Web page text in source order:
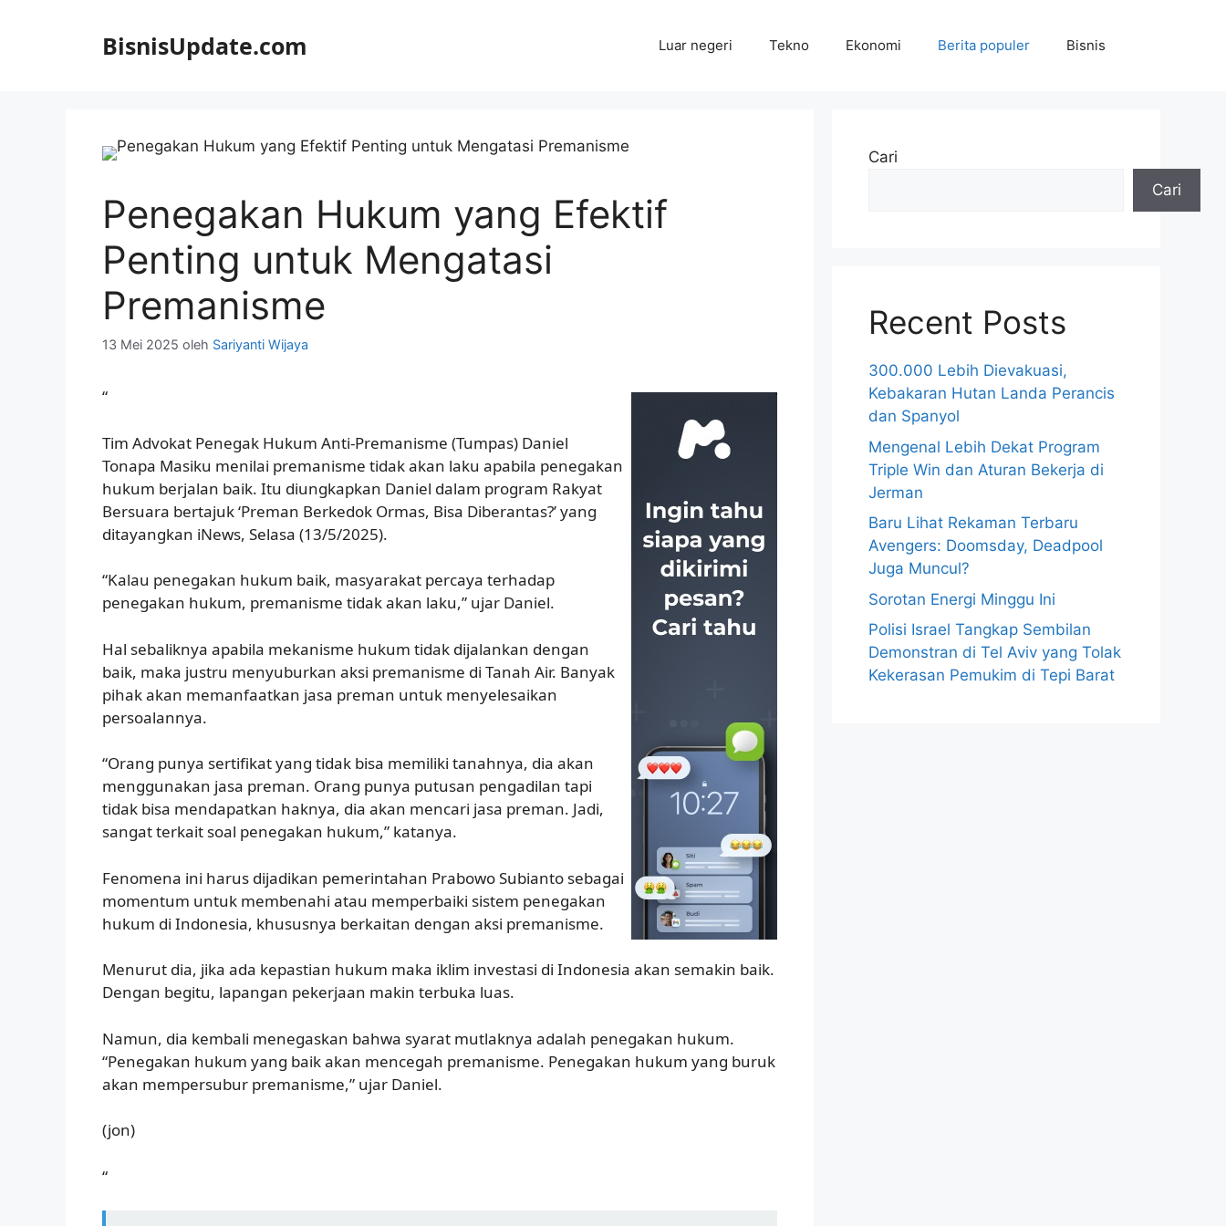
BisnisUpdate.com Luar negeri Tekno Ekonomi Berita populer Bisnis
Penegakan Hukum yang Efektif
Penting untuk Mengatasi
Premanisme
13 Mei 2025 oleh Sariyanti Wijaya
“
Tim Advokat Penegak Hukum Anti-Premanisme (Tumpas) Daniel
Tonapa Masiku menilai premanisme tidak akan laku apabila penegakan
hukum berjalan baik. Itu diungkapkan Daniel dalam program Rakyat
Bersuara bertajuk ‘Preman Berkedok Ormas, Bisa Diberantas?’ yang
ditayangkan iNews, Selasa (13/5/2025).
“Kalau penegakan hukum baik, masyarakat percaya terhadap
penegakan hukum, premanisme tidak akan laku,” ujar Daniel.
Hal sebaliknya apabila mekanisme hukum tidak dijalankan dengan
baik, maka justru menyuburkan aksi premanisme di Tanah Air. Banyak
pihak akan memanfaatkan jasa preman untuk menyelesaikan
persoalannya.
“Orang punya sertifikat yang tidak bisa memiliki tanahnya, dia akan
menggunakan jasa preman. Orang punya putusan pengadilan tapi
tidak bisa mendapatkan haknya, dia akan mencari jasa preman. Jadi,
sangat terkait soal penegakan hukum,” katanya.
Fenomena ini harus dijadikan pemerintahan Prabowo Subianto sebagai
momentum untuk membenahi atau memperbaiki sistem penegakan
hukum di Indonesia, khususnya berkaitan dengan aksi premanisme.
Menurut dia, jika ada kepastian hukum maka iklim investasi di Indonesia akan semakin baik.
Dengan begitu, lapangan pekerjaan makin terbuka luas.
Namun, dia kembali menegaskan bahwa syarat mutlaknya adalah penegakan hukum.
“Penegakan hukum yang baik akan mencegah premanisme. Penegakan hukum yang buruk
akan mempersubur premanisme,” ujar Daniel.
(jon)
“
Cari
Cari
Recent Posts
300.000 Lebih Dievakuasi,
Kebakaran Hutan Landa Perancis
dan Spanyol
Mengenal Lebih Dekat Program
Triple Win dan Aturan Bekerja di
Jerman
Baru Lihat Rekaman Terbaru
Avengers: Doomsday, Deadpool
Juga Muncul?
Sorotan Energi Minggu Ini
Polisi Israel Tangkap Sembilan
Demonstran di Tel Aviv yang Tolak
Kekerasan Pemukim di Tepi Barat